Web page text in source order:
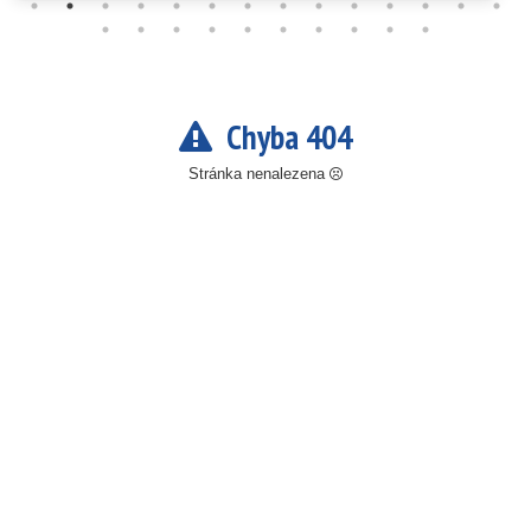
Chyba 404
Stránka nenalezena